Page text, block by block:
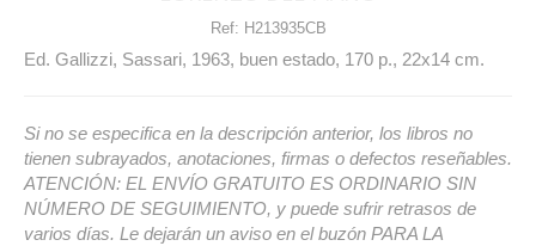
Ref: H213935CB
Ed. Gallizzi, Sassari, 1963, buen estado, 170 p., 22x14 cm.
Si no se especifica en la descripción anterior, los libros no
tienen subrayados, anotaciones, firmas o defectos reseñables.
ATENCIÓN: EL ENVÍO GRATUITO ES ORDINARIO SIN
NÚMERO DE SEGUIMIENTO, y puede sufrir retrasos de
varios días. Le dejarán un aviso en el buzón PARA LA